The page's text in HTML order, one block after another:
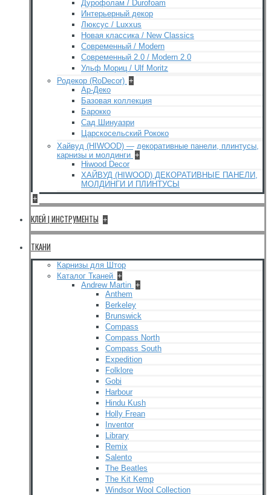
Дурофолам / Durofoam
Интерьерный декор
Люксус / Luxxus
Новая классика / New Classics
Современный / Modern
Современный 2.0 / Modern 2.0
Ульф Мориц / Ulf Moritz
Родекор (RoDecor) +
Ар-Деко
Базовая коллекция
Барокко
Сад Шинуазри
Царскосельский Рококо
Хайвуд (HIWOOD) — декоративные панели, плинтусы,
карнизы и молдинги +
Hiwood Decor
ХАЙВУД (HIWOOD) ДЕКОРАТИВНЫЕ ПАНЕЛИ,
МОЛДИНГИ И ПЛИНТУСЫ
+
КЛЕЙ | ИНСТРУМЕНТЫ +
ТКАНИ
Карнизы для Штор
Каталог Тканей +
Andrew Martin +
Anthem
Berkeley
Brunswick
Compass
Compass North
Compass South
Expedition
Folklore
Gobi
Harbour
Hindu Kush
Holly Frean
Inventor
Library
Remix
Salento
The Beatles
The Kit Kemp
Windsor Wool Collection